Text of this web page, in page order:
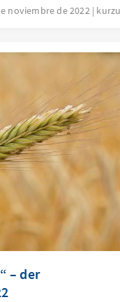
der
wird es auch um die
noviembre de 2022
– der